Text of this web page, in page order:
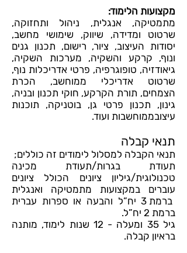
מקצועות הלימוד:
מתמטיקה, אנגלית, ניהול ותחזוקה,
שרטוט ומדידה, שיווק, שימושי מחשב,
יסודות העיצוב, ציור, רישום, תכנון גנים
ונוף, קרקע והשקיה, מערכות השקיה,
גיאודזיה, טופוגרפיה, פרטי אדריכלות נוף,
שרטוט אדריכלי ממוחשב, הכרת
הצמחים, תורת הקרקע, חוקי תכנון ובניה,
גינון, תכנון פרטי גן, בוטניקה, תוכנות
עיצובממוחשבות ועוד.
תנאי קבלה
תנאי הקבלה למסלול לימודים זה כוללים;
תעודת בגרות/תעודת מכינה
טכנולוגית/גיליון ציונים הכולל ציונים
עוברים במקצועות מתמטיקה ואנגלית
ברמת 3 יח”ל והבעה או ספרות עברית
ברמת 2 יח”ל.
גיל 35 ומעלה - 12 שנות לימוד, מותנה
בראיון קבלה.